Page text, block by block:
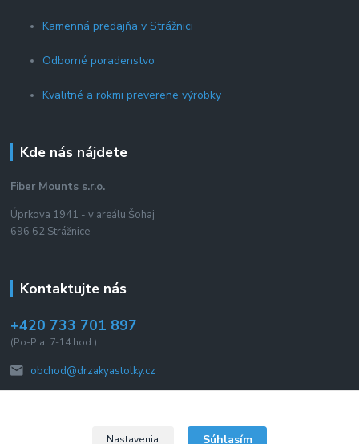
Kamenná predajňa v Strážnici
Odborné poradenstvo
Kvalitné a rokmi preverene výrobky
Kde nás nájdete
Fiber Mounts s.r.o.
Úprkova 1941 - v areálu Šohaj
696 62 Strážnice
Kontaktujte nás
+420 733 701 897
(Po-Pia, 7-14 hod.)
obchod@drzakyastolky.cz
Nastavenia Súhlasím